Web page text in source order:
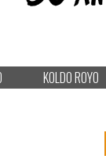
KOLDO ROYO